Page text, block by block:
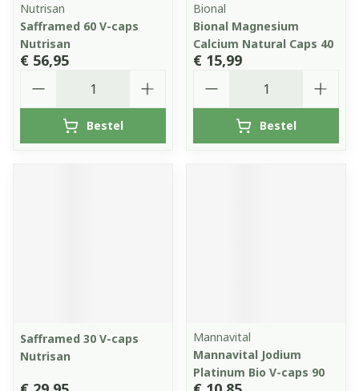
Nutrisan
Safframed 60 V-caps
Nutrisan
€ 56,95
Bestel
Bional
Bional Magnesium
Calcium Natural Caps 40
€ 15,99
Bestel
Safframed 30 V-caps
Nutrisan
Mannavital
Mannavital Jodium
Platinum Bio V-caps 90